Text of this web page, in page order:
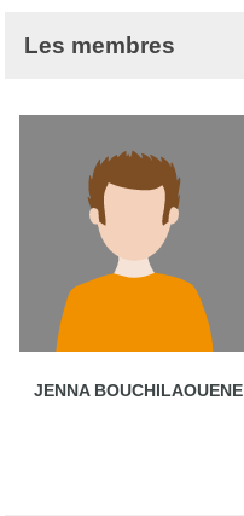
Les membres
JENNA BOUCHILAOUENE